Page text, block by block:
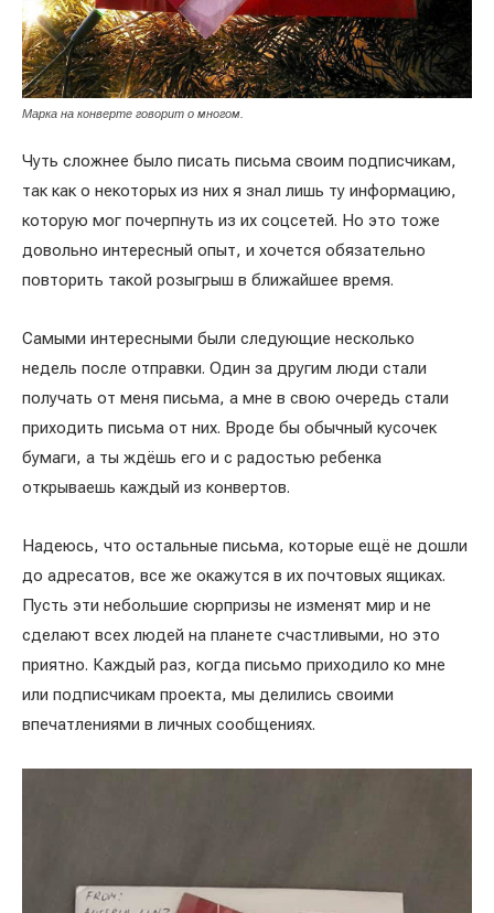
Марка на конверте говорит о многом.
Чуть сложнее было писать письма своим подписчикам,
так как о некоторых из них я знал лишь ту информацию,
которую мог почерпнуть из их соцсетей. Но это тоже
довольно интересный опыт, и хочется обязательно
повторить такой розыгрыш в ближайшее время.
Самыми интересными были следующие несколько
недель после отправки. Один за другим люди стали
получать от меня письма, а мне в свою очередь стали
приходить письма от них. Вроде бы обычный кусочек
бумаги, а ты ждёшь его и с радостью ребенка
открываешь каждый из конвертов.
Надеюсь, что остальные письма, которые ещё не дошли
до адресатов, все же окажутся в их почтовых ящиках.
Пусть эти небольшие сюрпризы не изменят мир и не
сделают всех людей на планете счастливыми, но это
приятно. Каждый раз, когда письмо приходило ко мне
или подписчикам проекта, мы делились своими
впечатлениями в личных сообщениях.